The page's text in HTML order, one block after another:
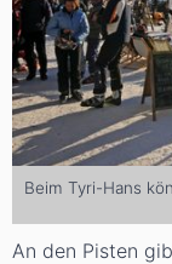
Beim Tyri-Hans
An den Pisten